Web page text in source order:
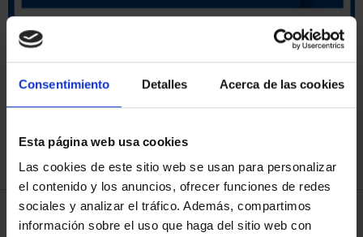
Consentimiento Detalles Acerca de las cookies
Esta página web usa cookies
Las cookies de este sitio web se usan para personalizar
el contenido y los anuncios, ofrecer funciones de redes
sociales y analizar el tráfico. Además, compartimos
información sobre el uso que haga del sitio web con
REFINAR
4 Productos encontrados